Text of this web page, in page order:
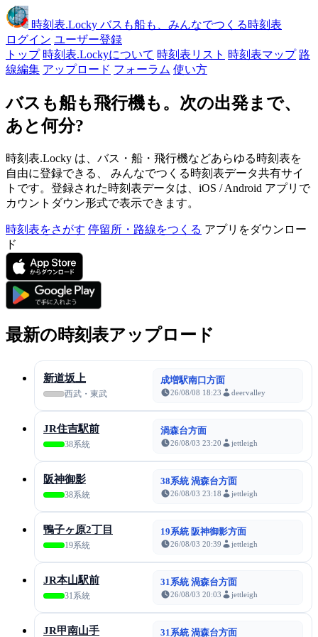
時刻表.Locky バスも船も、みんなでつくる時刻表
ログイン ユーザー登録
トップ 時刻表.Lockyについて 時刻表リスト 時刻表マップ 路
線編集 アップロード フォーラム 使い方
バスも船も飛行機も。次の出発まで、
あと何分?
時刻表.Locky は、バス・船・飛行機などあらゆる時刻表を
自由に登録できる、 みんなでつくる時刻表データ共有サイ
トです。登録された時刻表データは、iOS / Android アプリで
カウントダウン形式で表示できます。
時刻表をさがす 停留所・路線をつくる アプリをダウンロー
ド
最新の時刻表アップロード
新道坂上
西武・東武
成増駅南口方面
26/08/08 18:23 deervalley
JR住吉駅前
38系統
渦森台方面
26/08/03 23:20 jettleigh
阪神御影
38系統
38系統 渦森台方面
26/08/03 23:18 jettleigh
鴨子ヶ原2丁目
19系統
19系統 阪神御影方面
26/08/03 20:39 jettleigh
JR本山駅前
31系統
31系統 渦森台方面
26/08/03 20:03 jettleigh
JR甲南山手 31系統 渦森台方面